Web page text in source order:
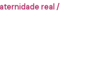
real/